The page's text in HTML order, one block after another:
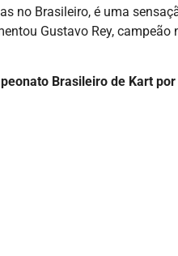
no Brasileiro, é uma
Gustavo Rey, campeão
Brasileiro de Kart